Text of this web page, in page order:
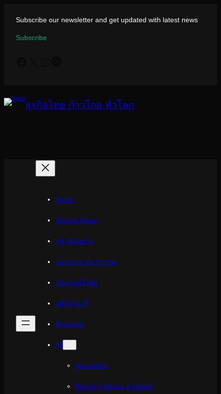
เนื้อหา
Subscribe our newsletter and get updated with latest news
Subscribe
ธุรกิจไทย ก้าวไกล ทั่วโลก
Home
Special News
หน้าตัวอย่าง
กระทรวง ทบวง กรม
ประกันทั่วไทย
อสังหาน่ารู้
Business
All
Innovation
Beauty Fashion & Health